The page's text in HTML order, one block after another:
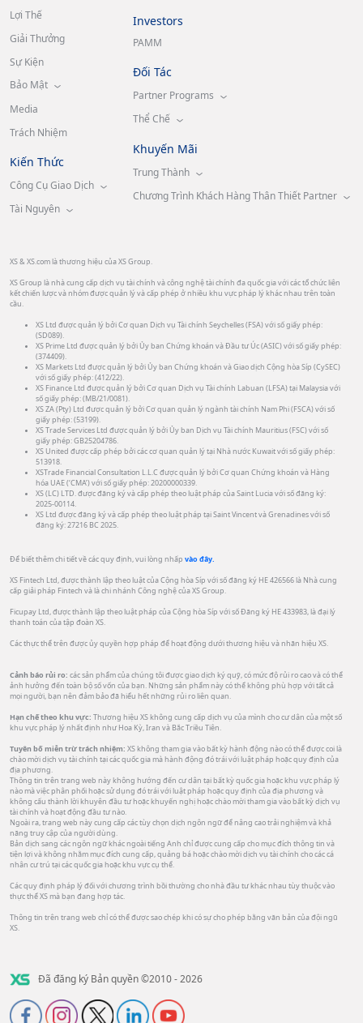
Lợi Thế
Giải Thưởng
Sự Kiện
Bảo Mật
Media
Trách Nhiệm
Kiến Thức
Công Cụ Giao Dịch
Tài Nguyên
Investors
PAMM
Đối Tác
Partner Programs
Thể Chế
Khuyến Mãi
Trung Thành
Chương Trình Khách Hàng Thân Thiết Partner
XS & XS.com là thương hiệu của XS Group.
XS Group là nhà cung cấp dịch vụ tài chính và công nghệ tài chính đa quốc gia với các tổ chức liên
kết chiến lược và nhóm được quản lý và cấp phép ở nhiều khu vực pháp lý khác nhau trên toàn
cầu.
XS Ltd được quản lý bởi Cơ quan Dịch vụ Tài chính Seychelles (FSA) với số giấy phép:
(SD089).
XS Prime Ltd được quản lý bởi Ủy ban Chứng khoán và Đầu tư Úc (ASIC) với số giấy phép:
(374409).
XS Markets Ltd được quản lý bởi Ủy ban Chứng khoán và Giao dịch Cộng hòa Síp (CySEC)
với số giấy phép: (412/22).
XS Finance Ltd được quản lý bởi Cơ quan Dịch vụ Tài chính Labuan (LFSA) tại Malaysia với
số giấy phép: (MB/21/0081).
XS ZA (Pty) Ltd được quản lý bởi Cơ quan quản lý ngành tài chính Nam Phi (FSCA) với số
giấy phép: (53199).
XS Trade Services Ltd được quản lý bởi Ủy ban Dịch vụ Tài chính Mauritius (FSC) với số
giấy phép: GB25204786.
XS United được cấp phép bởi các cơ quan quản lý tại Nhà nước Kuwait với số giấy phép:
513918.
XSTrade Financial Consultation L.L.C được quản lý bởi Cơ quan Chứng khoán và Hàng
hóa UAE (‘CMA’) với số giấy phép: 20200000339.
XS (LC) LTD. được đăng ký và cấp phép theo luật pháp của Saint Lucia với số đăng ký:
2025-00114.
XS Ltd được đăng ký và cấp phép theo luật pháp tại Saint Vincent và Grenadines với số
đăng ký: 27216 BC 2025.
Để biết thêm chi tiết về các quy định, vui lòng nhấp vào đây.
XS Fintech Ltd, được thành lập theo luật của Cộng hòa Síp với số đăng ký HE 426566 là Nhà cung
cấp giải pháp Fintech và là chi nhánh Công nghệ của XS Group.
Ficupay Ltd, được thành lập theo luật pháp của Cộng hòa Síp với số Đăng ký HE 433983, là đại lý
thanh toán của tập đoàn XS.
Các thực thể trên được ủy quyền hợp pháp để hoạt động dưới thương hiệu và nhãn hiệu XS.
Cảnh báo rủi ro: các sản phẩm của chúng tôi được giao dịch ký quỹ, có mức độ rủi ro cao và có thể
ảnh hưởng đến toàn bộ số vốn của bạn. Những sản phẩm này có thể không phù hợp với tất cả
mọi người, bạn nên đảm bảo đã hiểu hết những rủi ro liên quan.
Hạn chế theo khu vực: Thương hiệu XS không cung cấp dịch vụ của mình cho cư dân của một số
khu vực pháp lý nhất định như Hoa Kỳ, Iran và Bắc Triều Tiên.
Tuyên bố miễn trừ trách nhiệm: XS không tham gia vào bất kỳ hành động nào có thể được coi là
chào mời dịch vụ tài chính tại các quốc gia mà hành động đó trái với luật pháp hoặc quy định của
địa phương.
Thông tin trên trang web này không hướng đến cư dân tại bất kỳ quốc gia hoặc khu vực pháp lý
nào mà việc phân phối hoặc sử dụng đó trái với luật pháp hoặc quy định của địa phương và
không cấu thành lời khuyên đầu tư hoặc khuyến nghị hoặc chào mời tham gia vào bất kỳ dịch vụ
tài chính và hoạt động đầu tư nào.
Ngoài ra, trang web này cung cấp các tùy chọn dịch ngôn ngữ để nâng cao trải nghiệm và khả
năng truy cập của người dùng.
Bản dịch sang các ngôn ngữ khác ngoài tiếng Anh chỉ được cung cấp cho mục đích thông tin và
tiện lợi và không nhằm mục đích cung cấp, quảng bá hoặc chào mời dịch vụ tài chính cho các cá
nhân cư trú tại các quốc gia hoặc khu vực cụ thể.
Các quy định pháp lý đối với chương trình bồi thường cho nhà đầu tư khác nhau tùy thuộc vào
thực thể XS mà bạn đang hợp tác.
Thông tin trên trang web chỉ có thể được sao chép khi có sự cho phép bằng văn bản của đội ngũ
XS.
Đã đăng ký Bản quyền ©2010 - 2026